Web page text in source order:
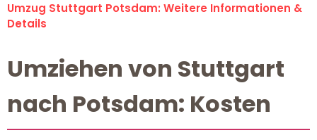
Umzug Stuttgart Potsdam: Weitere Informationen &
Details
Umziehen von Stuttgart
nach Potsdam: Kosten